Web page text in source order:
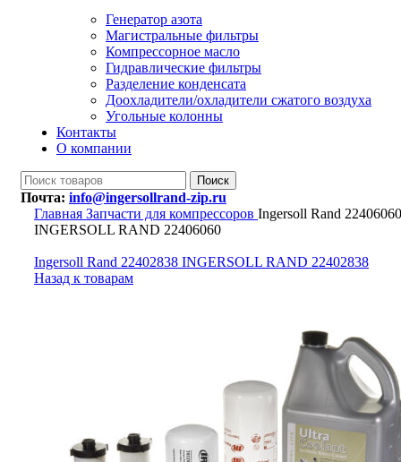
Генератор азота
Магистральные фильтры
Компрессорное масло
Гидравлические фильтры
Разделение конденсата
Доохладители/охладители сжатого воздуха
Угольные колонны
Контакты
О компании
Поиск
Почта: info@ingersollrand-zip.ru
Главная Запчасти для компрессоров Ingersoll Rand 22406060
INGERSOLL RAND 22406060
Ingersoll Rand 22402838 INGERSOLL RAND 22402838
Назад к товарам